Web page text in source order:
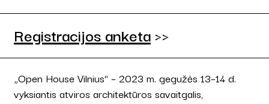
Registracijos anketa>>
„Open House Vilnius“ – 2023 m. gegužės 13–14 d.
vyksiantis atviros architektūros savaitgalis,